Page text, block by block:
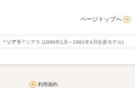
ページトップへ
ソアラ ソアラ (1986年1月～1991年4月生産モデル)
利用規約